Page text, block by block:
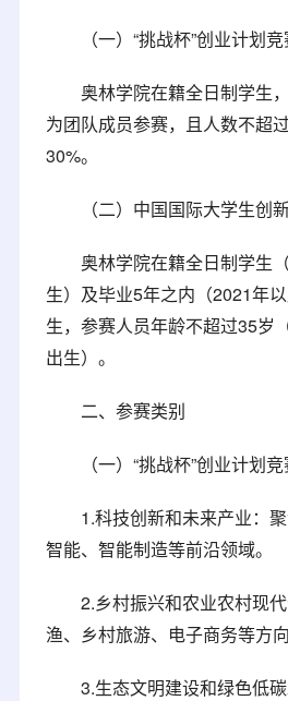
（一）“挑战杯”创业计划
奥林学院在籍全日制学生
为团队成员参赛，且人数不超
30%。
（二）中国国际大学生创
奥林学院在籍全日制学生
生）及毕业5年之内（2021年
生，参赛人员年龄不超过35岁
出生）。
二、参赛类别
（一）“挑战杯”创业计划
1.科技创新和未来产业：
智能、智能制造等前沿领域。
2.乡村振兴和农业农村现
渔、乡村旅游、电子商务等方向
3.生态文明建设和绿色低